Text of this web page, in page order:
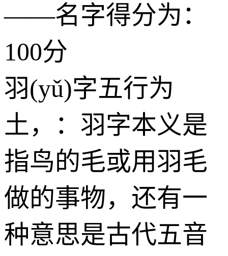
——名字得分为：
100分
羽(yǔ)字五行为
土，：羽字本义是
指鸟的毛或用羽毛
做的事物，还有一
种意思是古代五音